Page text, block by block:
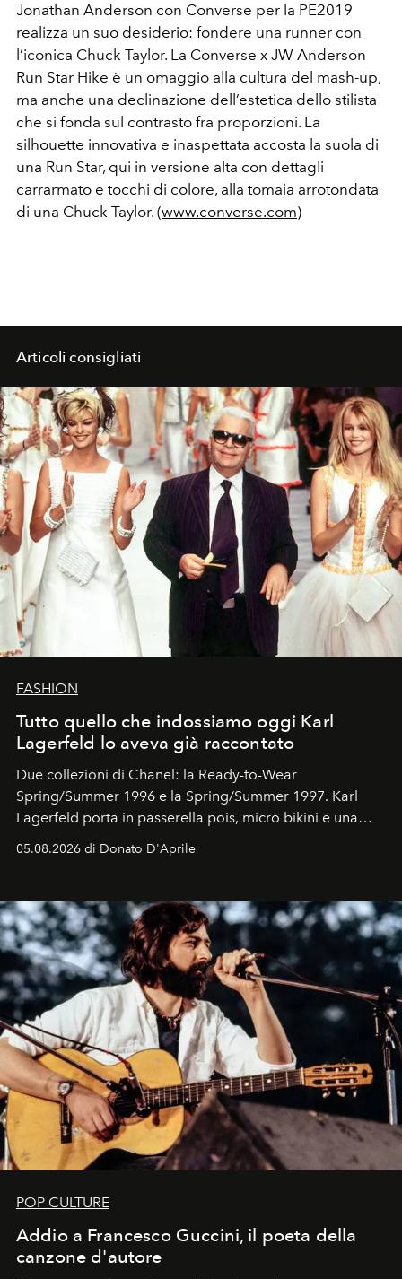
Jonathan Anderson con Converse per la PE2019
realizza un suo desiderio: fondere una runner con
l’iconica Chuck Taylor. La Converse x JW Anderson
Run Star Hike è un omaggio alla cultura del mash-up,
ma anche una declinazione dell’estetica dello stilista
che si fonda sul contrasto fra proporzioni. La
silhouette innovativa e inaspettata accosta la suola di
una Run Star, qui in versione alta con dettagli
carrarmato e tocchi di colore, alla tomaia arrotondata
di una Chuck Taylor. (www.converse.com)
Articoli consigliati
FASHION
Tutto quello che indossiamo oggi Karl
Lagerfeld lo aveva già raccontato
Due collezioni di Chanel: la Ready-to-Wear
Spring/Summer 1996 e la Spring/Summer 1997. Karl
Lagerfeld porta in passerella pois, micro bikini e una
logomania pensata per la spiaggia
Kate, Claudia e Carla una dietro l'altra. Trent'anni dopo,
uno dei documenti più contemporanei che abbiamo.
05.08.2026 di Donato D'Aprile
POP CULTURE
Addio a Francesco Guccini, il poeta della
canzone d'autore